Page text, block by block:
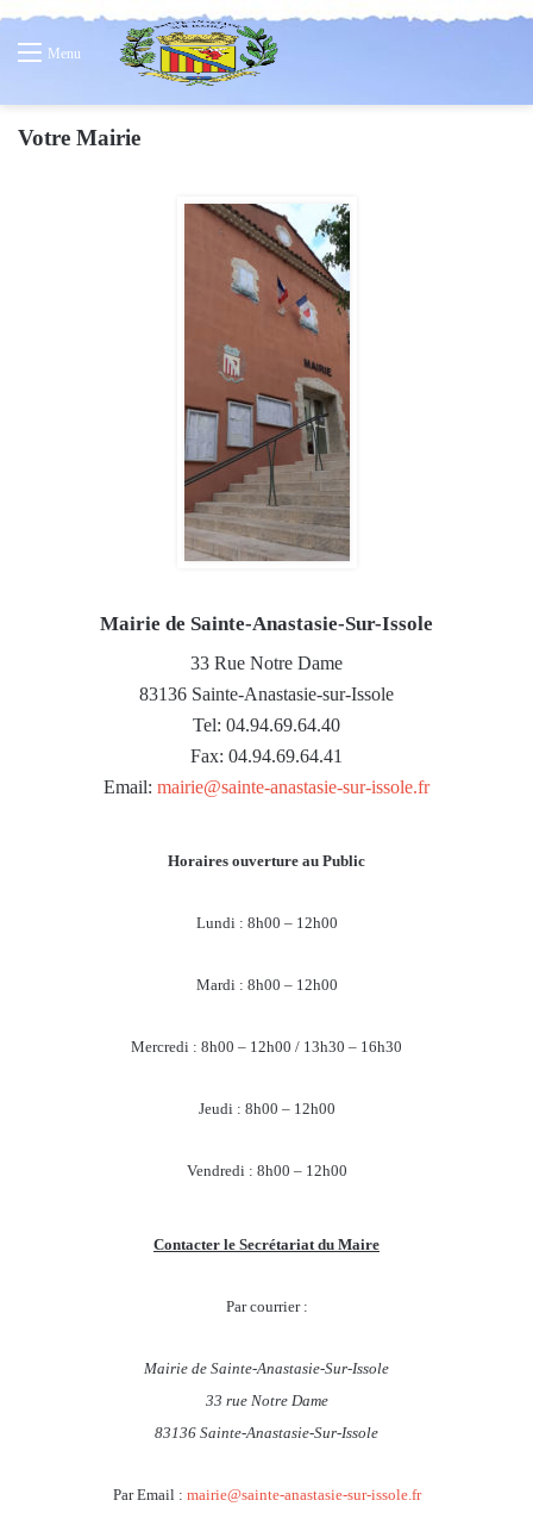
Menu
Votre Mairie
Mairie de Sainte-Anastasie-Sur-Issole
33 Rue Notre Dame
83136 Sainte-Anastasie-sur-Issole
Tel: 04.94.69.64.40
Fax: 04.94.69.64.41
Email: mairie@sainte-anastasie-sur-issole.fr
Horaires ouverture au Public
Lundi : 8h00 – 12h00
Mardi : 8h00 – 12h00
Mercredi : 8h00 – 12h00 / 13h30 – 16h30
Jeudi : 8h00 – 12h00
Vendredi : 8h00 – 12h00
Contacter le Secrétariat du Maire
Par courrier :
Mairie de Sainte-Anastasie-Sur-Issole
33 rue Notre Dame
83136 Sainte-Anastasie-Sur-Issole
Par Email : mairie@sainte-anastasie-sur-issole.fr